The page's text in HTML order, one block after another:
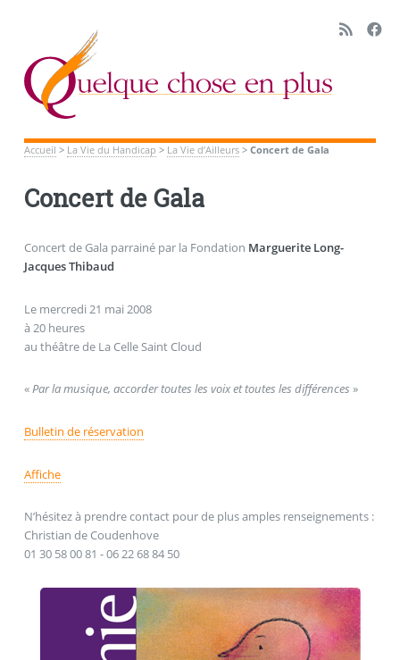
Accueil > La Vie du Handicap > La Vie d’Ailleurs> Concert de Gala
Concert de Gala
Concert de Gala parrainé par la Fondation Marguerite Long-
Jacques Thibaud
Le mercredi 21 mai 2008
à 20 heures
au théâtre de La Celle Saint Cloud
«Par la musique, accorder toutes les voix et toutes les différences »
Bulletin de réservation
Affiche
N’hésitez à prendre contact pour de plus amples renseignements :
Christian de Coudenhove
01 30 58 00 81 - 06 22 68 84 50